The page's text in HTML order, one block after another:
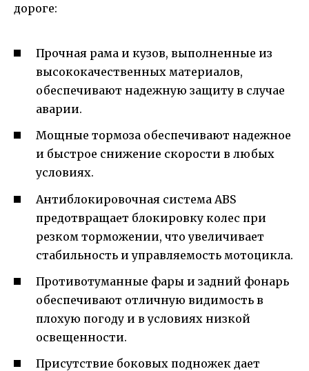
дороге:
Прочная рама и кузов, выполненные из
высококачественных материалов,
обеспечивают надежную защиту в случае
аварии.
Мощные тормоза обеспечивают надежное
и быстрое снижение скорости в любых
условиях.
Антиблокировочная система ABS
предотвращает блокировку колес при
резком торможении, что увеличивает
стабильность и управляемость мотоцикла.
Противотуманные фары и задний фонарь
обеспечивают отличную видимость в
плохую погоду и в условиях низкой
освещенности.
Присутствие боковых подножек дает